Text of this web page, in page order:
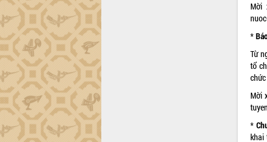
Mời
*
Từ
tổ
Mời
*
khai